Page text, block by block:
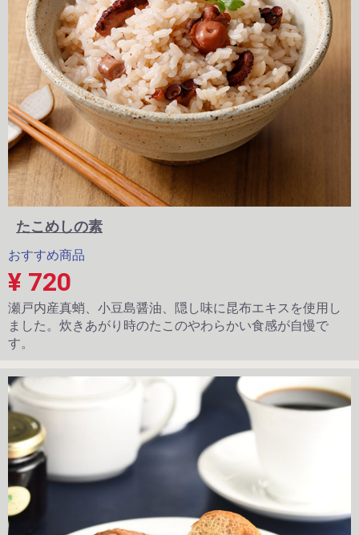
たこめしの素
おすすめ商品
¥ 720
瀬戸内産真蛸、小豆島醤油、隠し味に昆布エキスを使用し
ました。炊きあがり時のたこのやわらかい食感が自慢で
す。